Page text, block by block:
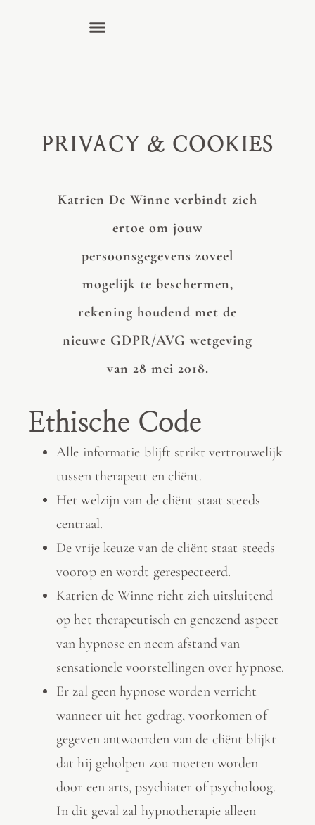
PRIVACY & COOKIES
Katrien De Winne verbindt zich
ertoe om jouw
persoonsgegevens zoveel
mogelijk te beschermen,
rekening houdend met de
nieuwe GDPR/AVG wetgeving
van 28 mei 2018.
Ethische Code
Alle informatie blijft strikt vertrouwelijk
tussen therapeut en cliënt.
Het welzijn van de cliënt staat steeds
centraal.
De vrije keuze van de cliënt staat steeds
voorop en wordt gerespecteerd.
Katrien de Winne richt zich uitsluitend
op het therapeutisch en genezend aspect
van hypnose en neem afstand van
sensationele voorstellingen over hypnose.
Er zal geen hypnose worden verricht
wanneer uit het gedrag, voorkomen of
gegeven antwoorden van de cliënt blijkt
dat hij geholpen zou moeten worden
door een arts, psychiater of psycholoog.
In dit geval zal hypnotherapie alleen